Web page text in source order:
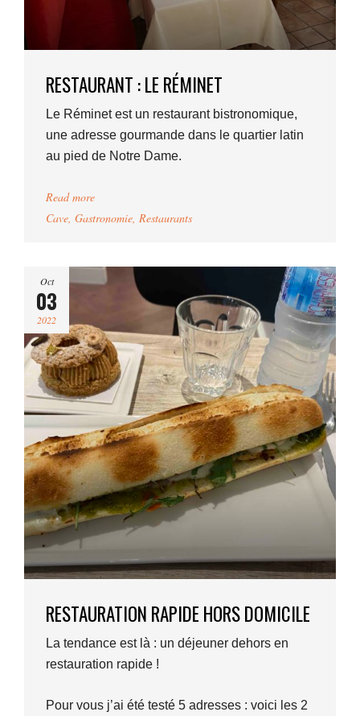
RESTAURANT : LE RÉMINET
Le Réminet est un restaurant bistronomique,
une adresse gourmande dans le quartier latin
au pied de Notre Dame.
Read more
Cave, Gastronomie, Restaurants
Oct
03
2022
RESTAURATION RAPIDE HORS DOMICILE
La tendance est là : un déjeuner dehors en
restauration rapide !
Pour vous j’ai été testé 5 adresses : voici les 2